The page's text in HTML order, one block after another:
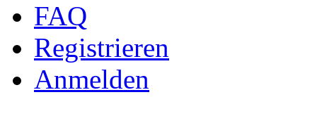
FAQ
Registrieren
Anmelden